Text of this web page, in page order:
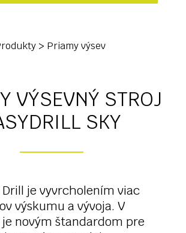
> Priamy výsev
VÝSEVNÝ STROJ
SKY
Drill je vyvrcholením viac
výskumu a vývoja. V
novým štandardom pre